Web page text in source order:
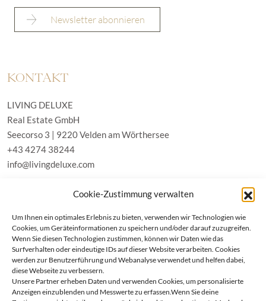
Cookie-Zustimmung verwalten
Um Ihnen ein optimales Erlebnis zu bieten, verwenden wir Technologien wie
Cookies, um Geräteinformationen zu speichern und/oder darauf zuzugreifen.
Wenn Sie diesen Technologien zustimmen, können wir Daten wie das
Surfverhalten oder eindeutige IDs auf dieser Website verarbeiten. Cookies
werden zur Benutzerführung und Webanalyse verwendet und helfen dabei,
diese Webseite zu verbessern.
Unsere Partner erheben Daten und verwenden Cookies, um personalisierte
Anzeigen einzublenden und Messwerte zu erfassen.Wenn Sie deine
KONTAKT
LIVING DELUXE
Real Estate GmbH
Seecorso 3 | 9220 Velden am Wörthersee
+43 4274 38244
info@livingdeluxe.com
Real Estate GmbH
Schäfflerstraße 3 | 80333 München
IMMOBILIEN
Wörthersee AGB